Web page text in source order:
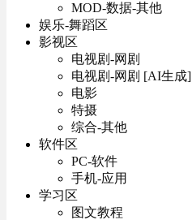
MOD-数据-其他
娱乐-舞蹈区
影视区
电视剧-网剧
电视剧-网剧 [AI生成]
电影
特摄
综合-其他
软件区
PC-软件
手机-应用
学习区
图文教程